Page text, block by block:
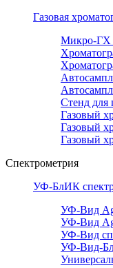
Газовая
Микро-ГХ
Стенд для
Газовый
Газовый
Газовый
Спектрометрия
УФ-БлИК
УФ-Вид
УФ-Вид
УФ-Вид
УФ-Вид-